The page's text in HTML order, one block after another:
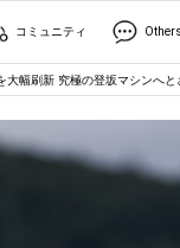
コミュニティ Others
大幅刷新 究極の登坂マシンへ